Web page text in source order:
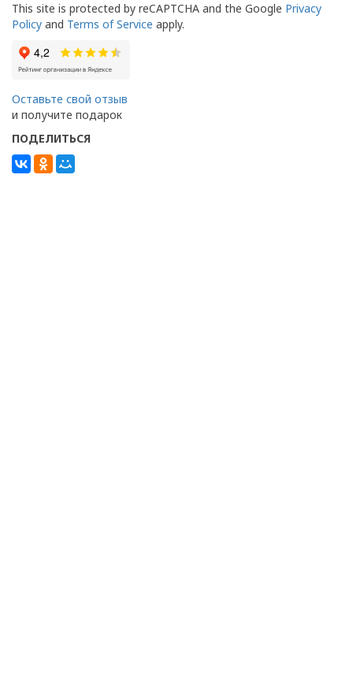
This site is protected by reCAPTCHA and the Google Privacy
Policy and Terms of Service apply.
Оставьте свой отзыв
и получите подарок
ПОДЕЛИТЬСЯ